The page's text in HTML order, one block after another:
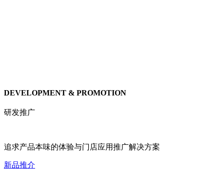
DEVELOPMENT & PROMOTION
研发推广
追求产品本味的体验与门店应用推广解决方案
新品推介